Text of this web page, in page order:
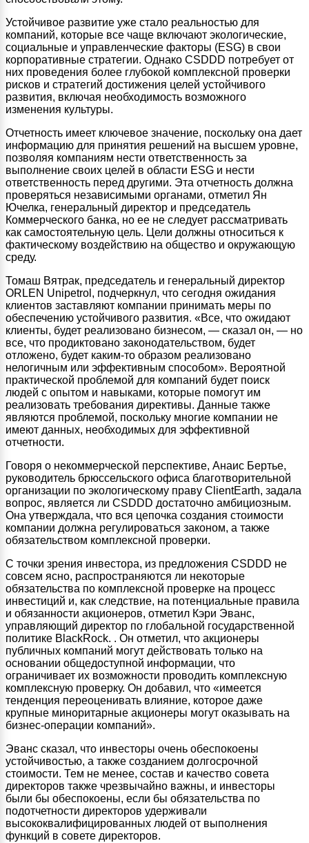
Устойчивое развитие уже стало реальностью для
компаний, которые все чаще включают экологические,
социальные и управленческие факторы (ESG) в свои
корпоративные стратегии. Однако CSDDD потребует от
них проведения более глубокой комплексной проверки
рисков и стратегий достижения целей устойчивого
развития, включая необходимость возможного
изменения культуры.
Отчетность имеет ключевое значение, поскольку она дает
информацию для принятия решений на высшем уровне,
позволяя компаниям нести ответственность за
выполнение своих целей в области ESG и нести
ответственность перед другими. Эта отчетность должна
проверяться независимыми органами, отметил Ян
Ючелка, генеральный директор и председатель
Коммерческого банка, но ее не следует рассматривать
как самостоятельную цель. Цели должны относиться к
фактическому воздействию на общество и окружающую
среду.
Томаш Вятрак, председатель и генеральный директор
ORLEN Unipetrol, подчеркнул, что сегодня ожидания
клиентов заставляют компании принимать меры по
обеспечению устойчивого развития. «Все, что ожидают
клиенты, будет реализовано бизнесом, — сказал он, — но
все, что продиктовано законодательством, будет
отложено, будет каким-то образом реализовано
нелогичным или эффективным способом». Вероятной
практической проблемой для компаний будет поиск
людей с опытом и навыками, которые помогут им
реализовать требования директивы. Данные также
являются проблемой, поскольку многие компании не
имеют данных, необходимых для эффективной
отчетности.
Говоря о некоммерческой перспективе, Анаис Бертье,
руководитель брюссельского офиса благотворительной
организации по экологическому праву ClientEarth, задала
вопрос, является ли CSDDD достаточно амбициозным.
Она утверждала, что вся цепочка создания стоимости
компании должна регулироваться законом, а также
обязательством комплексной проверки.
С точки зрения инвестора, из предложения CSDDD не
совсем ясно, распространяются ли некоторые
обязательства по комплексной проверке на процесс
инвестиций и, как следствие, на потенциальные правила
и обязанности акционеров, отметил Кэри Эванс,
управляющий директор по глобальной государственной
политике BlackRock. . Он отметил, что акционеры
публичных компаний могут действовать только на
основании общедоступной информации, что
ограничивает их возможности проводить комплексную
комплексную проверку. Он добавил, что «имеется
тенденция переоценивать влияние, которое даже
крупные миноритарные акционеры могут оказывать на
бизнес-операции компаний».
Эванс сказал, что инвесторы очень обеспокоены
устойчивостью, а также созданием долгосрочной
стоимости. Тем не менее, состав и качество совета
директоров также чрезвычайно важны, и инвесторы
были бы обеспокоены, если бы обязательства по
подотчетности директоров удерживали
высококвалифицированных людей от выполнения
функций в совете директоров.